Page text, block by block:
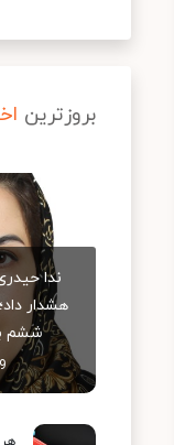
بروزترین
ندا
هشدار
ششم